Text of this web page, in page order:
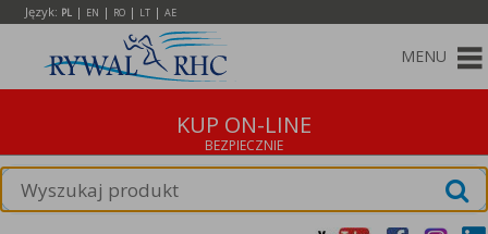
Język: PL | EN | RO | LT | AE
MENU
KUP ON-LINE